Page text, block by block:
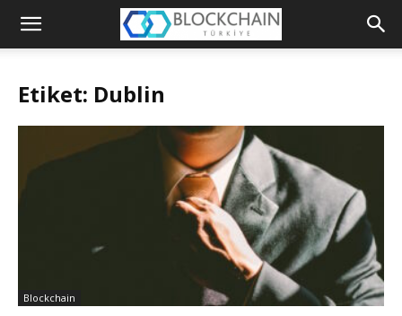
Blockchain
Etiket: Dublin
Blockchain